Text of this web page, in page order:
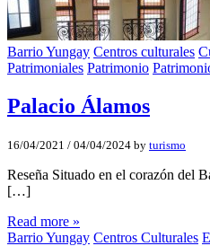
Barrio Yungay Centros culturales
Patrimoniales Patrimonio
Palacio Álamos
16/04/2021 / 04/04/2024 by turismo
Reseña Situado en el corazón del
[…]
Read more »
Barrio Yungay Centros Culturales